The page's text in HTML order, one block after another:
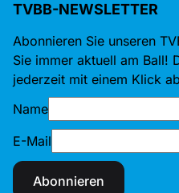
TVBB-NEWSLETTER
Abonnieren Sie unseren
Sie immer aktuell am Ball!
jederzeit mit einem Klick
Name
E-Mail
Abonnieren